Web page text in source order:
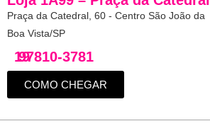
Praça da Catedral, 60 - Centro São João da
Boa Vista/SP
19
97810-3781
COMO CHEGAR